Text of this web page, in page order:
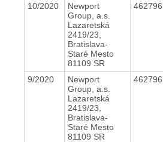
10/2020
Newport
Group, a.s.
Lazaretská
2419/23,
Bratislava-
Staré Mesto
81109 SR
9/2020
Newport
Group, a.s.
Lazaretská
2419/23,
Bratislava-
Staré Mesto
81109 SR